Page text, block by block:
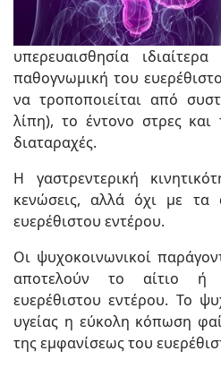
υπερευαισθησία
παθογνωμική του
να τροποποιείται από
λίπη), το έντονο στρες και
διαταραχές.
Η γαστρεντερική
κενώσεις, αλλά όχι με
ευερέθιστου εντέρου.
Οι ψυχοκοινωνικοί
αποτελούν το αίτιο ή
ευερέθιστου εντέρου. Το
υγείας η εύκολη κόπωση
της εμφανίσεως του